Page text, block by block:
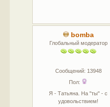
bomba
Глобальный модератор
Сообщений: 13948
Пол:
Я - Татьяна. На "ты" - с
удовольствием!